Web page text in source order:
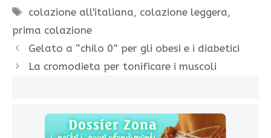
Tag
colazione all'italiana, colazione leggera,
prima colazione
Gelato a “chilo 0” per gli obesi e i diabetici
La cromodieta per tonificare i muscoli